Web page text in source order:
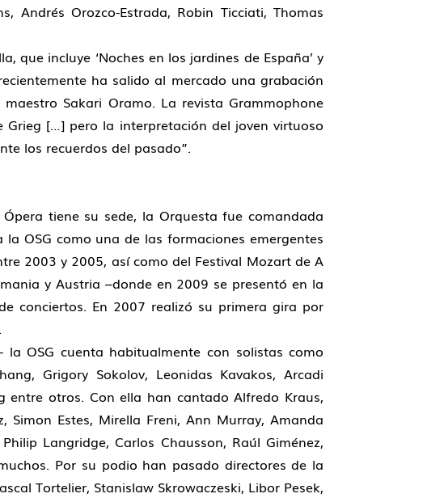
Andrés Orozco-Estrada, Robin Ticciati, Thomas
que incluye ‘Noches en los jardines de España’ y
ha salido al mercado una grabación
Sakari Oramo. La revista Grammophone
[…] pero la interpretación del joven virtuoso
los recuerdos del pasado”.
tiene su sede, la Orquesta fue comandada
OSG como una de las formaciones emergentes
2003 y 2005, así como del Festival Mozart de A
y Austria –donde en 2009 se presentó en la
conciertos. En 2007 realizó su primera gira por
OSG cuenta habitualmente con solistas como
Grigory Sokolov, Leonidas Kavakos, Arcadi
entre otros. Con ella han cantado Alfredo Kraus,
Simon Estes, Mirella Freni, Ann Murray, Amanda
Langridge, Carlos Chausson, Raúl Giménez,
Por su podio han pasado directores de la
Tortelier, Stanislaw Skrowaczeski, Libor Pesek,